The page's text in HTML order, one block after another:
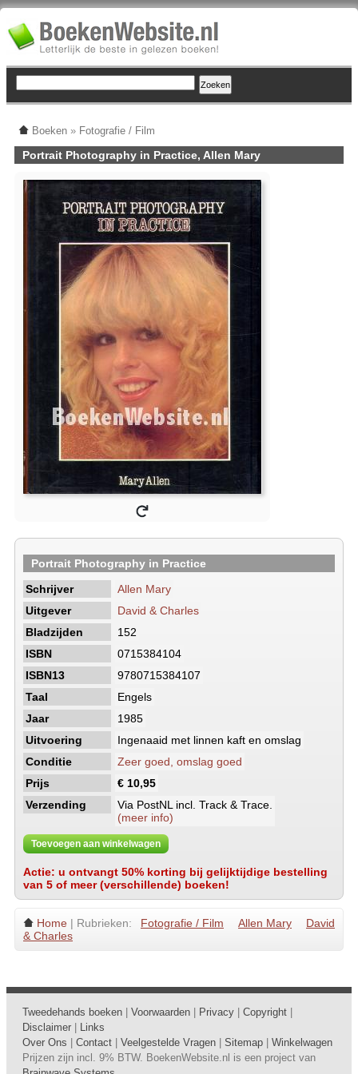
Boeken » Fotografie / Film
Portrait Photography in Practice, Allen Mary
Portrait Photography in Practice
Schrijver
Allen Mary
Uitgever
David & Charles
Bladzijden
152
ISBN
0715384104
ISBN13
9780715384107
Taal
Engels
Jaar
1985
Uitvoering
Ingenaaid met linnen kaft en omslag
Conditie
Zeer goed, omslag goed
Prijs
€ 10,95
Verzending
Via PostNL incl. Track & Trace.
(meer info)
Toevoegen aan winkelwagen
Actie: u ontvangt 50% korting bij gelijktijdige bestelling
van 5 of meer (verschillende) boeken!
Home | Rubrieken: Fotografie / Film Allen Mary
David
& Charles
Tweedehands boeken Voorwaarden Privacy Copyright
Disclaimer
Links
Over Ons
Contact Veelgestelde Vragen Sitemap
Winkelwagen
Prijzen zijn incl. 9% BTW. BoekenWebsite.nl is een project van